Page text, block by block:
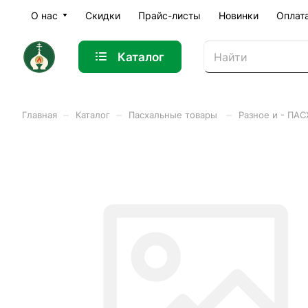
О нас Скидки Прайс-листы Новинки
Каталог
Главная Каталог Пасхальные товары Разное и -